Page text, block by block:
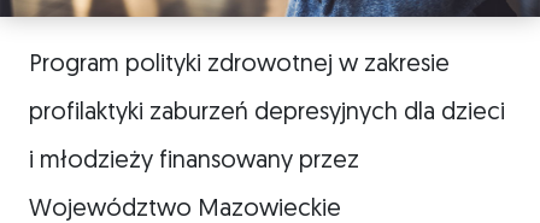
Program polityki zdrowotnej w zakresie
profilaktyki zaburzeń depresyjnych dla dzieci
i młodzieży finansowany przez
Województwo Mazowieckie